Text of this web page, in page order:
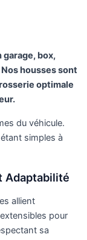
garage, box,
housses sont
optimale
du véhicule.
simples à
Adaptabilité
allient
pour
sa